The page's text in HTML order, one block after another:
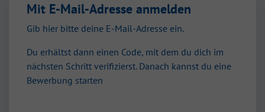
Datenschutz
Anmelden
Mit E-Mail-Adresse anmelden
Gib hier bitte deine E-Mail-Adresse ein.
Du erhältst dann einen Code, mit dem du dich im
nächsten Schritt verifizierst. Danach kannst du eine
Bewerbung starten